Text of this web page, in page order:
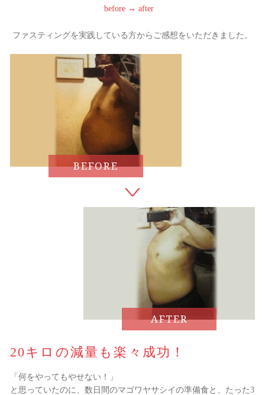
before → after
ファスティングを実践している方からご感想をいただきました。
BEFORE
AFTER
20キロの減量も楽々成功！
「何をやってもやせない！」
と思っていたのに、数日間のマゴワヤサシイの準備食と、たった3